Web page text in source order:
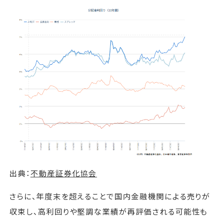
出典： 不動産証券化協会
さらに、年度末を超えることで国内金融機関による売りが
収束し、高利回りや堅調な業績が再評価される可能性も